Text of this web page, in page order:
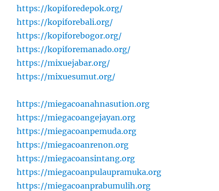
https://kopiforedepok.org/
https://kopiforebali.org/
https://kopiforebogor.org/
https://kopiforemanado.org/
https://mixuejabar.org/
https://mixuesumut.org/
https://miegacoanahnasution.org
https://miegacoangejayan.org
https://miegacoanpemuda.org
https://miegacoanrenon.org
https://miegacoansintang.org
https://miegacoanpulaupramuka.org
https://miegacoanprabumulih.org